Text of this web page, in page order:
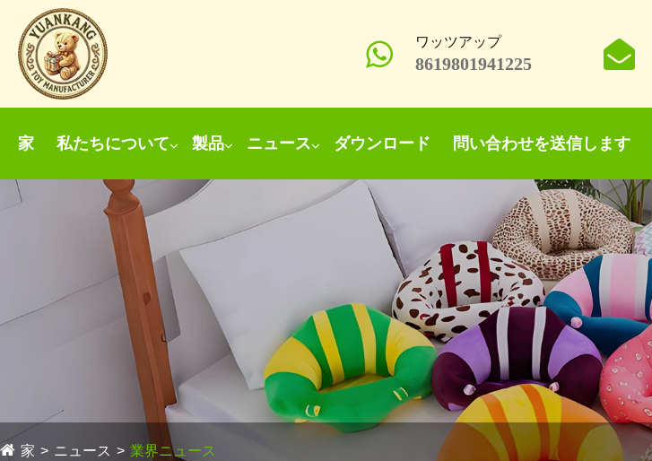
ワッツアップ
8619801941225
家 私たちについて 製品 ニュース ダウンロード 問い合わせを送信します
家 ニュース 業界ニュース